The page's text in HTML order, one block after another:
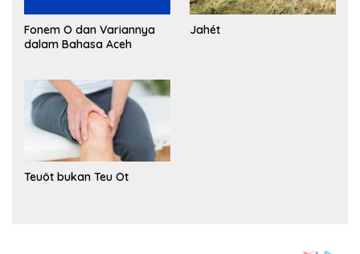
Fonem O dan Variannya
dalam Bahasa Aceh
Jahét
Teuöt bukan Teu Ot